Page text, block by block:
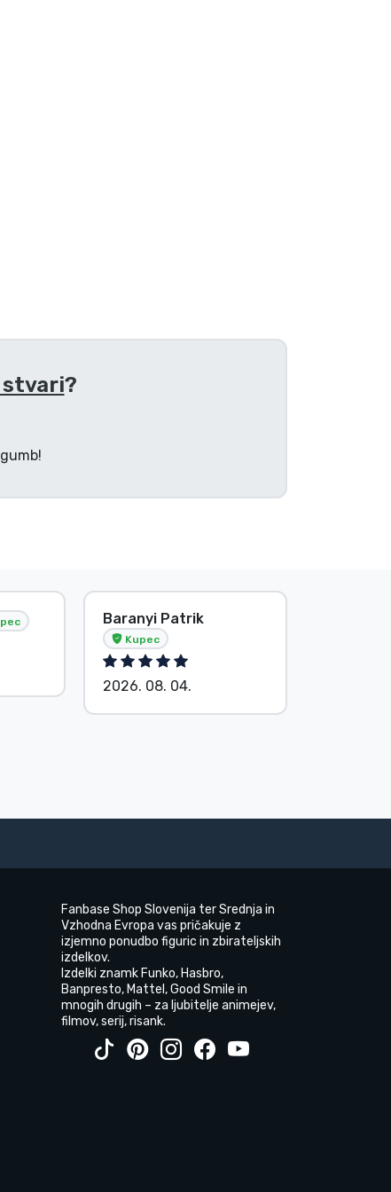
stvari?
Baranyi Patrik
Kupec
2026. 08. 04.
Fanbase Shop Slovenija ter Srednja in
Vzhodna Evropa vas pričakuje z
izjemno ponudbo figuric in zbirateljskih
izdelkov.
Izdelki znamk Funko, Hasbro,
Banpresto, Mattel, Good Smile in
mnogih drugih – za ljubitelje animejev,
filmov, serij, risank.